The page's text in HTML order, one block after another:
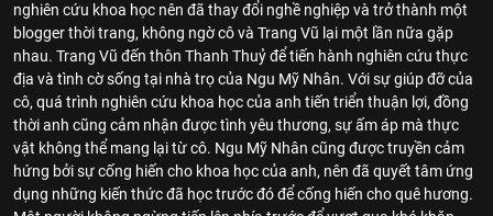
nghiên cứu khoa học nên đã thay đổi nghề nghiệp và trở thành một
blogger thời trang, không ngờ cô và Trang Vũ lại một lần nữa gặp
nhau. Trang Vũ đến thôn Thanh Thuỷ để tiến hành nghiên cứu thực
địa và tình cờ sống tại nhà trọ của Ngu Mỹ Nhân. Với sự giúp đỡ của
cô, quá trình nghiên cứu khoa học của anh tiến triển thuận lợi, đồng
thời anh cũng cảm nhận được tình yêu thương, sự ấm áp mà thực
vật không thể mang lại từ cô. Ngu Mỹ Nhân cũng được truyền cảm
hứng bởi sự cống hiến cho khoa học của anh, nên đã quyết tâm ứng
dụng những kiến thức đã học trước đó để cống hiến cho quê hương.